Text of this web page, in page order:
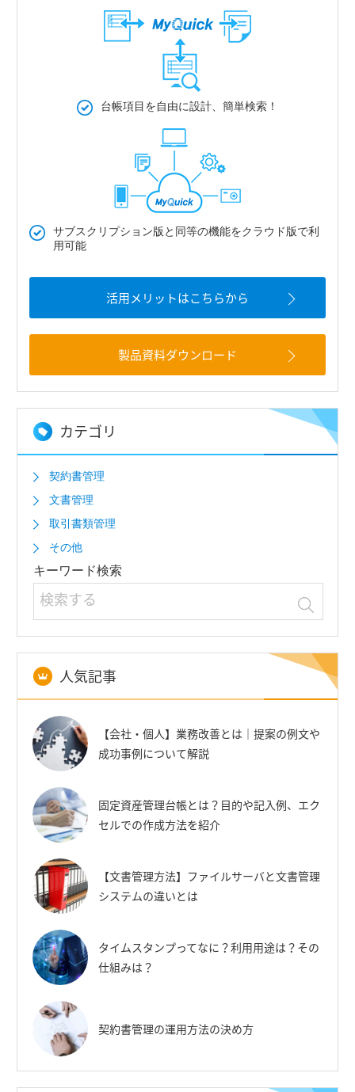
台帳項目を自由に設計、簡単検索！
サブスクリプション版と同等の機能をクラウド版で利
用可能
活用メリットはこちらから
製品資料ダウンロード
カテゴリ
契約書管理
文書管理
取引書類管理
その他
キーワード検索
人気記事
【会社・個人】業務改善とは｜提案の例文や
成功事例について解説
固定資産管理台帳とは？目的や記入例、エク
セルでの作成方法を紹介
【文書管理方法】ファイルサーバと文書管理
システムの違いとは
タイムスタンプってなに？利用用途は？その
仕組みは？
契約書管理の運用方法の決め方